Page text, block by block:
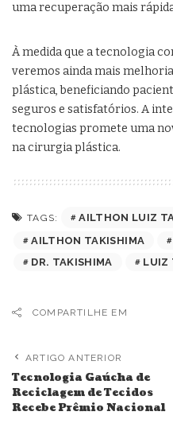
uma recuperação mais
À medida que a tecnologia
veremos ainda mais
plástica, beneficiando
seguros e satisfatórios. A
tecnologias promete uma
na cirurgia plástica.
TAGS:
AILTHON LUIZ
AILTHON TAKISHIMA
DR. TAKISHIMA
LUIZ
COMPARTILHE EM
ARTIGO ANTERIOR
Tecnologia Gaúcha de
Reciclagem de Tecidos
Recebe Prêmio Nacional